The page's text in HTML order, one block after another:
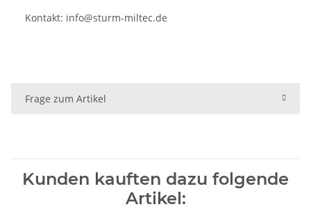
Kontakt: info@sturm-miltec.de
Frage zum Artikel
Kunden kauften dazu folgende
Artikel: